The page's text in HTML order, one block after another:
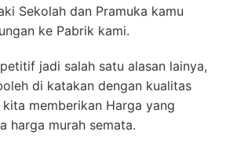
Sekolah dan Pramuka kamu
ke Pabrik kami.
jadi salah satu alasan lainya,
di katakan dengan kualitas
memberikan Harga yang
harga murah semata.